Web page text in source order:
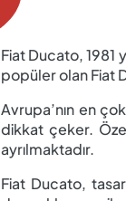
Fiat Ducato, 1981
popüler olan Fiat
Avrupa’nın en
dikkat çeker.
ayrılmaktadır.
Fiat Ducato,